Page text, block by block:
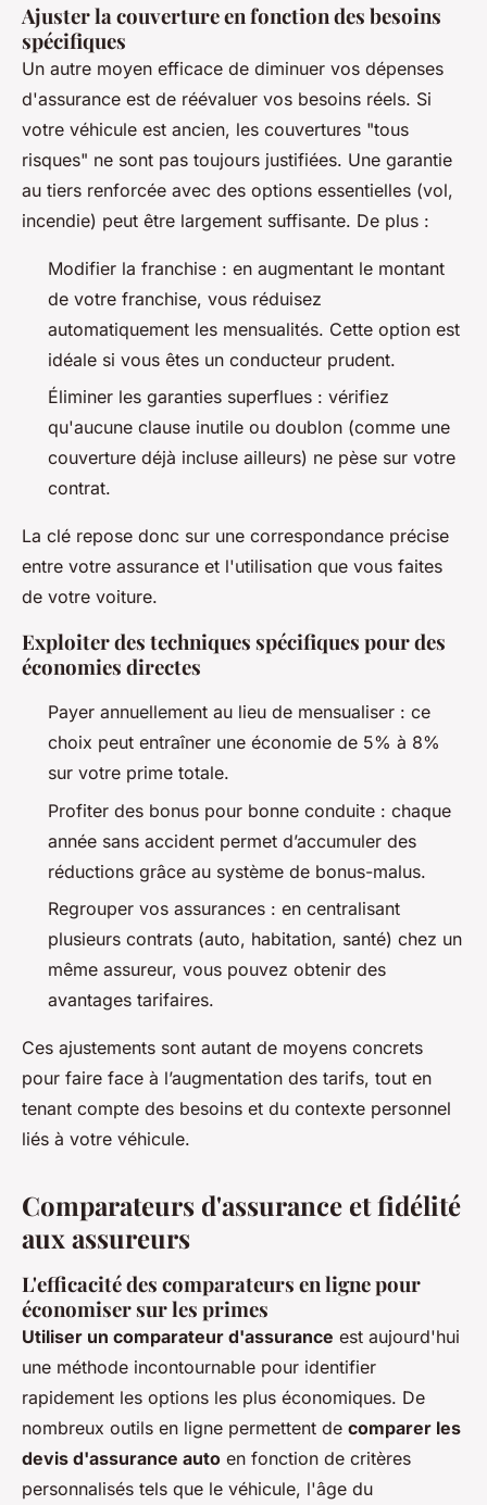
Ajuster la couverture en fonction des besoins
spécifiques
Un autre moyen efficace de diminuer vos dépenses
d'assurance est de réévaluer vos besoins réels. Si
votre véhicule est ancien, les couvertures "tous
risques" ne sont pas toujours justifiées. Une garantie
au tiers renforcée avec des options essentielles (vol,
incendie) peut être largement suffisante. De plus :
Modifier la franchise : en augmentant le montant
de votre franchise, vous réduisez
automatiquement les mensualités. Cette option est
idéale si vous êtes un conducteur prudent.
Éliminer les garanties superflues : vérifiez
qu'aucune clause inutile ou doublon (comme une
couverture déjà incluse ailleurs) ne pèse sur votre
contrat.
La clé repose donc sur une correspondance précise
entre votre assurance et l'utilisation que vous faites
de votre voiture.
Exploiter des techniques spécifiques pour des
économies directes
Payer annuellement au lieu de mensualiser : ce
choix peut entraîner une économie de 5% à 8%
sur votre prime totale.
Profiter des bonus pour bonne conduite : chaque
année sans accident permet d’accumuler des
réductions grâce au système de bonus-malus.
Regrouper vos assurances : en centralisant
plusieurs contrats (auto, habitation, santé) chez un
même assureur, vous pouvez obtenir des
avantages tarifaires.
Ces ajustements sont autant de moyens concrets
pour faire face à l’augmentation des tarifs, tout en
tenant compte des besoins et du contexte personnel
liés à votre véhicule.
Comparateurs d'assurance et fidélité
aux assureurs
L'efficacité des comparateurs en ligne pour
économiser sur les primes
Utiliser un comparateur d'assurance est aujourd'hui
une méthode incontournable pour identifier
rapidement les options les plus économiques. De
nombreux outils en ligne permettent de comparer les
devis d'assurance auto en fonction de critères
personnalisés tels que le véhicule, l'âge du